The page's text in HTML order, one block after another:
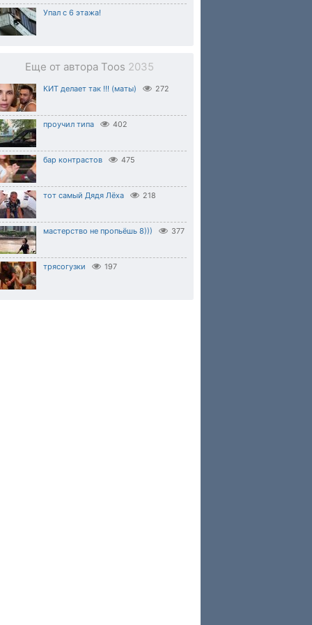
Упал с 6 этажа!
Еще от автора Toos 2035
КИТ делает так !!! (маты) 272
проучил типа 402
бар контрастов 475
тот самый Дядя Лёха 218
мастерство не пропьёшь 8))) 377
трясогузки 197